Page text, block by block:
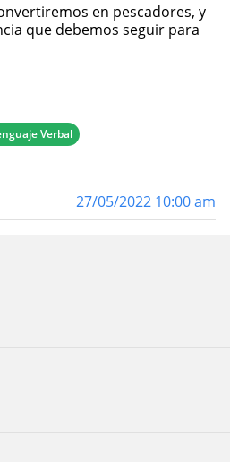
en pescadores, y
que debemos seguir para
Verbal
27/05/2022 10:00 am